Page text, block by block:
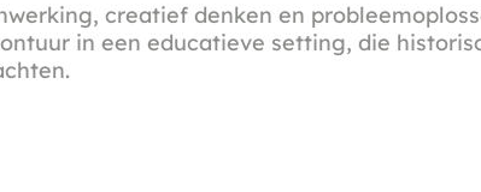
creatief denken en
in een educatieve setting, die